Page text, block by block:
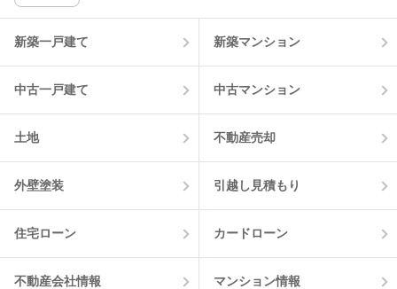
新築一戸建て 新築マンション
中古一戸建て 中古マンション
土地 不動産売却
外壁塗装 引越し見積もり
住宅ローン カードローン
不動産会社情報 マンション情報